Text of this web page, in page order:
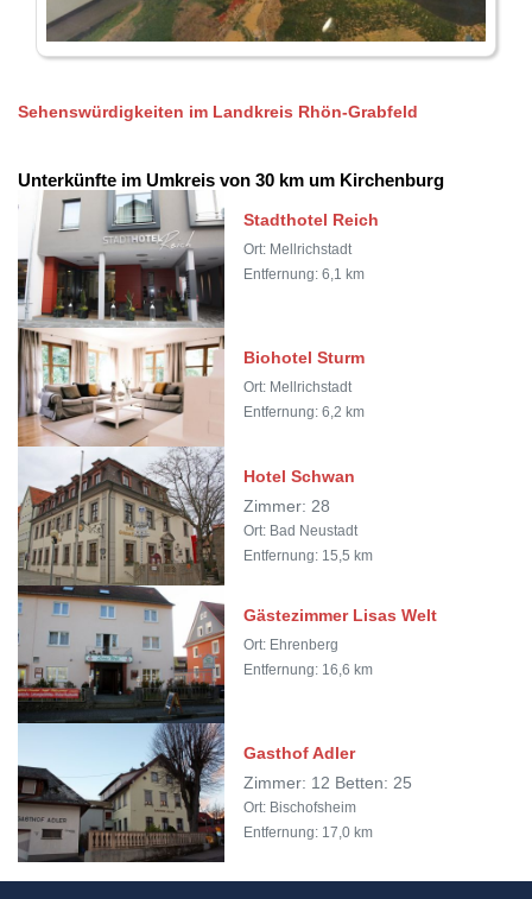
Sehenswürdigkeiten im Landkreis Rhön-Grabfeld
Unterkünfte im Umkreis von 30 km um Kirchenburg
Stadthotel Reich
Ort: Mellrichstadt
Entfernung: 6,1 km
Biohotel Sturm
Ort: Mellrichstadt
Entfernung: 6,2 km
Hotel Schwan
Zimmer: 28
Ort: Bad Neustadt
Entfernung: 15,5 km
Gästezimmer Lisas Welt
Ort: Ehrenberg
Entfernung: 16,6 km
Gasthof Adler
Zimmer: 12 Betten: 25
Ort: Bischofsheim
Entfernung: 17,0 km